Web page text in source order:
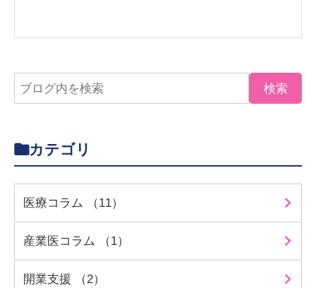
カテゴリ
医療コラム （11）
産業医コラム （1）
開業支援 （2）